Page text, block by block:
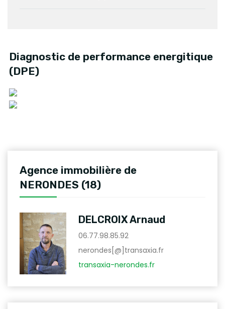
Diagnostic de performance energitique
(DPE)
Agence immobilière de
NERONDES (18)
DELCROIX Arnaud
06.77.98.85.92
nerondes[@]transaxia.fr
transaxia-nerondes.fr